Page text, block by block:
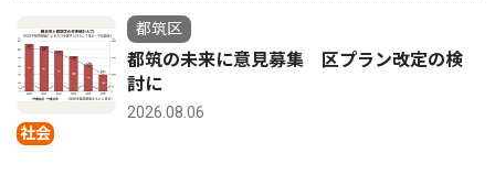
社会
都筑区
都筑の未来に意見募集 区プラン改定の検
討に
2026.08.06